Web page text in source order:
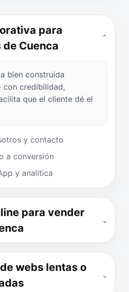
para
Cuenca
⌄
bien construida
con credibilidad,
que el cliente dé el
y contacto
a conversión
y analítica
para vender
⌄
webs lentas o
⌄